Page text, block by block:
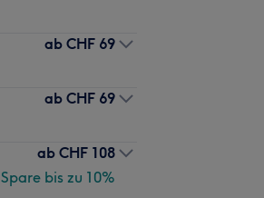
ab CHF 69
ab CHF 69
ab CHF 108
Spare bis zu 10%